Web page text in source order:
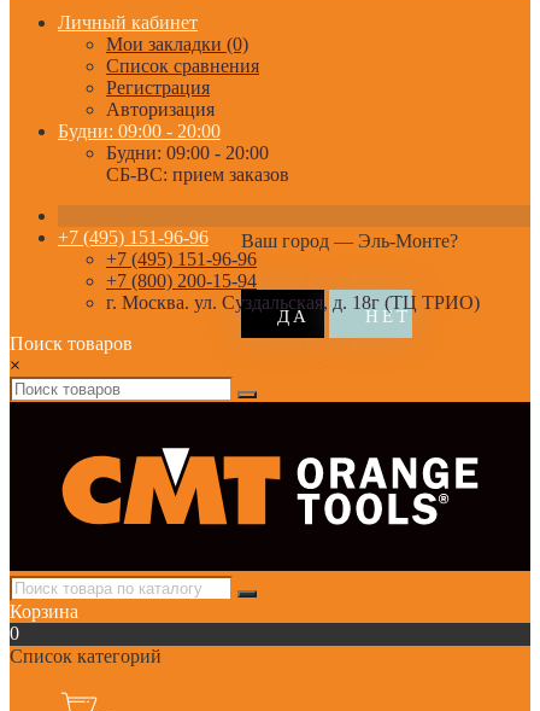
Личный кабинет
Мои закладки (0)
Список сравнения
Регистрация
Авторизация
Будни: 09:00 - 20:00
Будни: 09:00 - 20:00
СБ-ВС: прием заказов
Ваш город — Эль-Монте?
+7 (495) 151-96-96
+7 (495) 151-96-96
+7 (800) 200-15-94
г. Москва. ул. Суздальская, д. 18г (ТЦ ТРИО)
Поиск товаров
×
Корзина
0
Список категорий